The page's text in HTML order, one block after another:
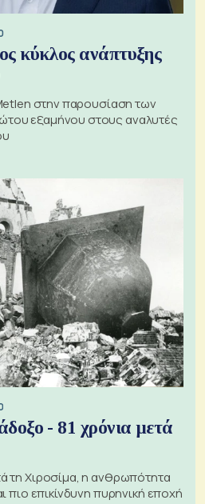
κύκλος ανάπτυξης
στην παρουσίαση των
εξαμήνου στους αναλυτές
- 81 χρόνια μετά
τη Χιροσίμα, η ανθρωπότητα
πιο επικίνδυνη πυρηνική εποχή